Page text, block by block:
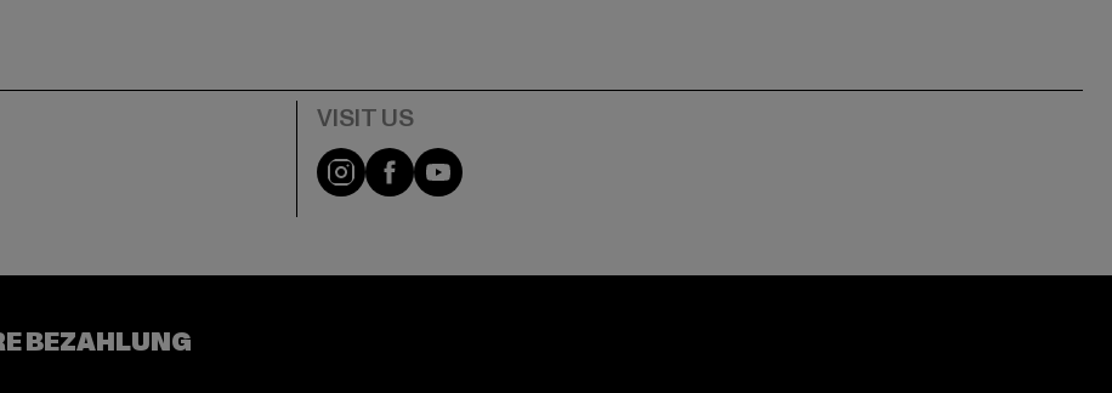
Visit our Instagram page:
Visit our Facebook page:
Visit our YouTube channel:
BEZAHLUNG